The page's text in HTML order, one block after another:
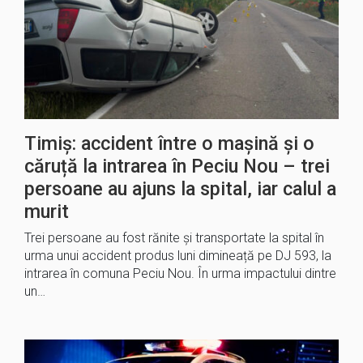
Timiș: accident între o mașină și o
căruță la intrarea în Peciu Nou – trei
persoane au ajuns la spital, iar calul a
murit
Trei persoane au fost rănite și transportate la spital în
urma unui accident produs luni dimineață pe DJ 593, la
intrarea în comuna Peciu Nou. În urma impactului dintre
un…